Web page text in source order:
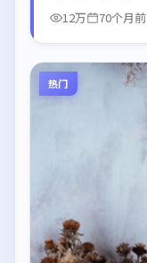
12万
70个月前
热门